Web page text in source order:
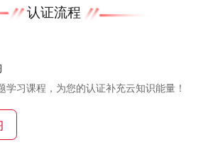
认证流程
学习课程，为您的认证补充云知识能量！